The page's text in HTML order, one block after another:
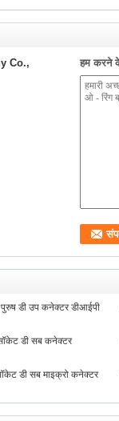
Co.,
हम करने
डी उप कनेक्टर डीआईपी
सॉकेट डी सब कनेक्टर
डी सब माइक्रो कनेक्टर